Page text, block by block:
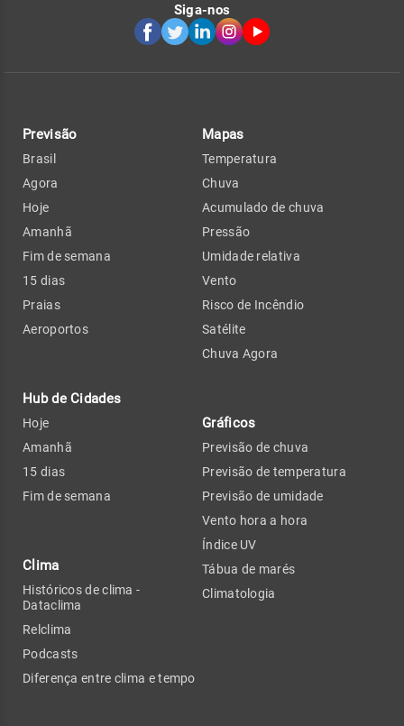
Siga-nos
Previsão
Brasil
Agora
Hoje
Amanhã
Fim de semana
15 dias
Praias
Aeroportos
Hub de Cidades
Hoje
Amanhã
15 dias
Fim de semana
Clima
Históricos de clima -
Dataclima
Relclima
Podcasts
Diferença entre clima e tempo
Mapas
Temperatura
Chuva
Acumulado de chuva
Pressão
Umidade relativa
Vento
Risco de Incêndio
Satélite
Chuva Agora
Gráficos
Previsão de chuva
Previsão de temperatura
Previsão de umidade
Vento hora a hora
Índice UV
Tábua de marés
Climatologia